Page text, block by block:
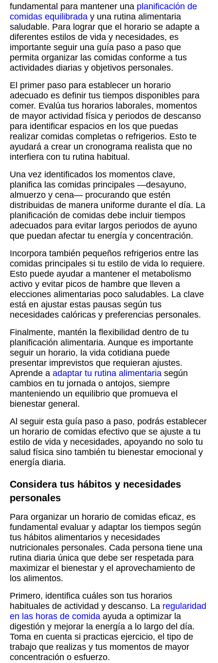
fundamental para mantener una planificación de
comidas equilibrada y una rutina alimentaria
saludable. Para lograr que el horario se adapte a
diferentes estilos de vida y necesidades, es
importante seguir una guía paso a paso que
permita organizar las comidas conforme a tus
actividades diarias y objetivos personales.
El primer paso para establecer un horario
adecuado es definir tus tiempos disponibles para
comer. Evalúa tus horarios laborales, momentos
de mayor actividad física y periodos de descanso
para identificar espacios en los que puedas
realizar comidas completas o refrigerios. Esto te
ayudará a crear un cronograma realista que no
interfiera con tu rutina habitual.
Una vez identificados los momentos clave,
planifica las comidas principales —desayuno,
almuerzo y cena— procurando que estén
distribuidas de manera uniforme durante el día. La
planificación de comidas debe incluir tiempos
adecuados para evitar largos periodos de ayuno
que puedan afectar tu energía y concentración.
Incorpora también pequeños refrigerios entre las
comidas principales si tu estilo de vida lo requiere.
Esto puede ayudar a mantener el metabolismo
activo y evitar picos de hambre que lleven a
elecciones alimentarias poco saludables. La clave
está en ajustar estas pausas según tus
necesidades calóricas y preferencias personales.
Finalmente, mantén la flexibilidad dentro de tu
planificación alimentaria. Aunque es importante
seguir un horario, la vida cotidiana puede
presentar imprevistos que requieran ajustes.
Aprende a adaptar tu rutina alimentaria según
cambios en tu jornada o antojos, siempre
manteniendo un equilibrio que promueva el
bienestar general.
Al seguir esta guía paso a paso, podrás establecer
un horario de comidas efectivo que se ajuste a tu
estilo de vida y necesidades, apoyando no solo tu
salud física sino también tu bienestar emocional y
energía diaria.
Considera tus hábitos y necesidades
personales
Para organizar un horario de comidas eficaz, es
fundamental evaluar y adaptar los tiempos según
tus hábitos alimentarios y necesidades
nutricionales personales. Cada persona tiene una
rutina diaria única que debe ser respetada para
maximizar el bienestar y el aprovechamiento de
los alimentos.
Primero, identifica cuáles son tus horarios
habituales de actividad y descanso. La regularidad
en las horas de comida ayuda a optimizar la
digestión y mejorar la energía a lo largo del día.
Toma en cuenta si practicas ejercicio, el tipo de
trabajo que realizas y tus momentos de mayor
concentración o esfuerzo.